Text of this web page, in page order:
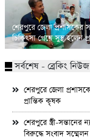
শেরপুরে জেলা প্রশাসকের
চিকিৎসা পেয়ে সুস্থ হলেন
সর্বশেষ - ব্রেকিং নিউজ
শেরপুরে জেলা
প্রান্তিক কৃষক
শেরপুরে স্ত্রী-
বিরুদ্ধে সংবাদ সম্মেলন